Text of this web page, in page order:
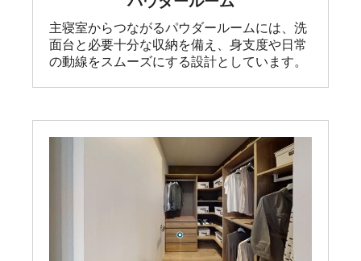
主寝室からつながるパウダールームには、洗
面台と必要十分な収納を備え、身支度や日常
の動線をスムーズにする設計としています。